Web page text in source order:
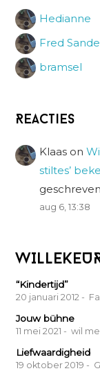
Hedianne
Fred
bramsel
Reacties
Klaas on
stiltes’
aug 6, 13:38
“Kindertijd”
20 januari 2012 -
Jouw bühne
11 mei 2021 - wil
Liefwaardigheid
19 oktober 2019 -